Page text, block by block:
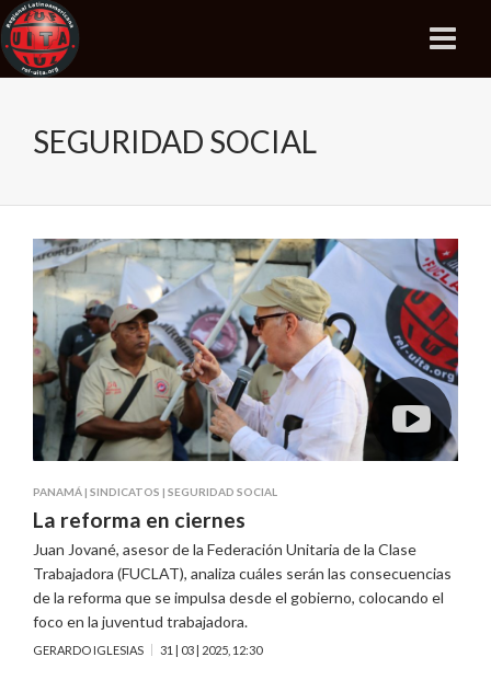
SEGURIDAD SOCIAL
PANAMÁ| SINDICATOS | SEGURIDAD SOCIAL
La reforma en ciernes
Juan Jované, asesor de la Federación Unitaria de la Clase
Trabajadora (FUCLAT), analiza cuáles serán las consecuencias
de la reforma que se impulsa desde el gobierno, colocando el
foco en la juventud trabajadora.
GERARDO IGLESIAS 31 | 03 | 2025, 12:30